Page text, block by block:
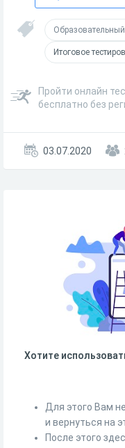
Образовательный
Итоговое
Пройти онлайн
бесплатно без
03.07.2020
Хотите
Для этого Вам
и вернуться на
После этого